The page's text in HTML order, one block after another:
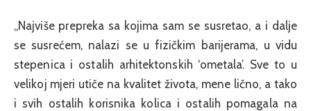
„Najviše prepreka sa kojima sam se susretao, a i dalje
se susrećem, nalazi se u fizičkim barijerama, u vidu
stepenica i ostalih arhitektonskih ‘ometala’. Sve to u
velikoj mjeri utiče na kvalitet života, mene lično, a tako
i svih ostalih korisnika kolica i ostalih pomagala na